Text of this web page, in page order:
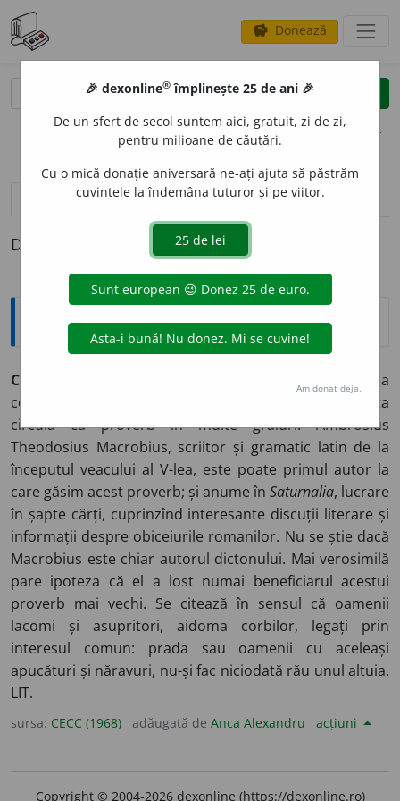
savings Donează
clear
opțiuni
definiții (1)
Definiția cu ID-ul 1269158:
Expresii și citate
Cornix cornici nunquam oculos effodit
(lat. „Corb la
corb nu scoate ochii”) – Tradus din latină, citatul acesta
circulă ca proverb în multe graiuri. Ambrosius
Theodosius Macrobius, scriitor și gramatic latin de la
începutul veacului al V-lea, este poate primul autor la
care găsim acest proverb; și anume în Saturnalia, lucrare
în șapte cărți, cuprinzînd interesante discuții literare și
informații despre obiceiurile romanilor. Nu se știe dacă
Macrobius este chiar autorul dictonului. Mai verosimilă
pare ipoteza că el a lost numai beneficiarul acestui
proverb mai vechi. Se citează în sensul că oamenii
lacomi și asupritori, aidoma corbilor, legați prin
interesul comun: prada sau oamenii cu aceleași
apucături și năravuri, nu-și fac niciodată rău unul altuia.
LIT.
sursa: CECC (1968) adăugată de Anca Alexandru acțiuni
Copyright © 2004-2026 dexonline (https://dexonline.ro)
🎉 dexonline® împlinește 25 de ani 🎉
De un sfert de secol suntem aici, gratuit, zi de zi,
pentru milioane de căutări.
Cu o mică donație aniversară ne-ați ajuta să păstrăm
cuvintele la îndemâna tuturor și pe viitor.
Am donat deja.